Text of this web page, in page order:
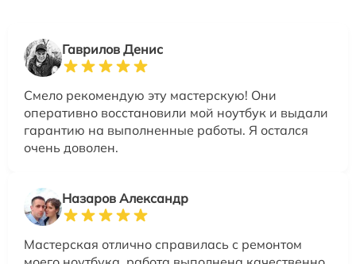
Гаврилов Денис
Смело рекомендую эту мастерскую! Они
оперативно восстановили мой ноутбук и выдали
гарантию на выполненные работы. Я остался
очень доволен.
Назаров Александр
Мастерская отлично справилась с ремонтом